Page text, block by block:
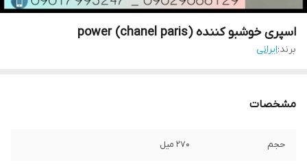
اسپری خوشبو کننده power (chanel paris)
برند:ایرانی
مشخصات
حجم 270 میل